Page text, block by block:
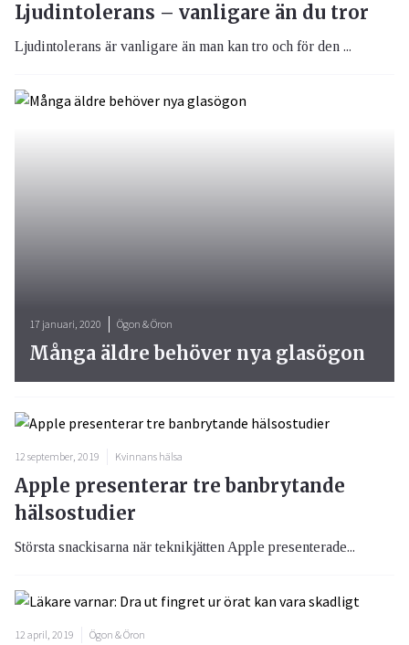
Ljudintolerans – vanligare än du tror
Ljudintolerans är vanligare än man kan tro och för den ...
17 januari, 2020 Ögon & Öron
Många äldre behöver nya glasögon
12 september, 2019 Kvinnans hälsa
Apple presenterar tre banbrytande
hälsostudier
Största snackisarna när teknikjätten Apple presenterade...
12 april, 2019 Ögon & Öron